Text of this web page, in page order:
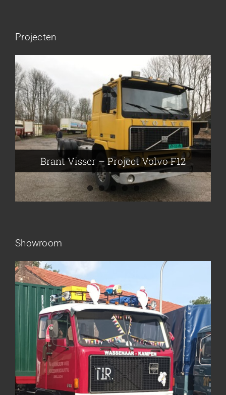
Projecten
Brant Visser – Project Volvo F12
Flikkema – Spijk
Brant Visser – Project Volvo F88
Auke van der Kooi – Projekt Scania
John Moesker – Project Bedford
Showroom
Frieling Koos – Klazienaveen
Leeuwen van Joop – Leek